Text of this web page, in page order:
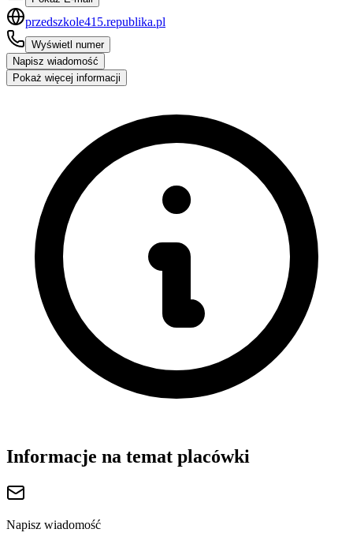
przedszkole415.republika.pl
Wyświetl numer
Napisz wiadomość
Pokaż więcej informacji
Informacje na temat placówki
Napisz wiadomość